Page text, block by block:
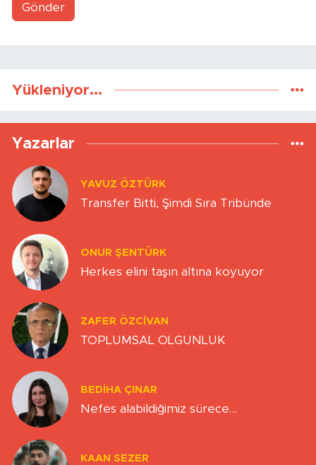
Gönder
Yükleniyor...
Yazarlar
YAVUZ ÖZTÜRK
Transfer Bitti, Şimdi Sıra Tribünde
ONUR ŞENTÜRK
Herkes elini taşın altına koyuyor
ZAFER ÖZCIVAN
TOPLUMSAL OLGUNLUK
BEDIHA ÇINAR
Nefes alabildiğimiz sürece…
KAAN SEZER